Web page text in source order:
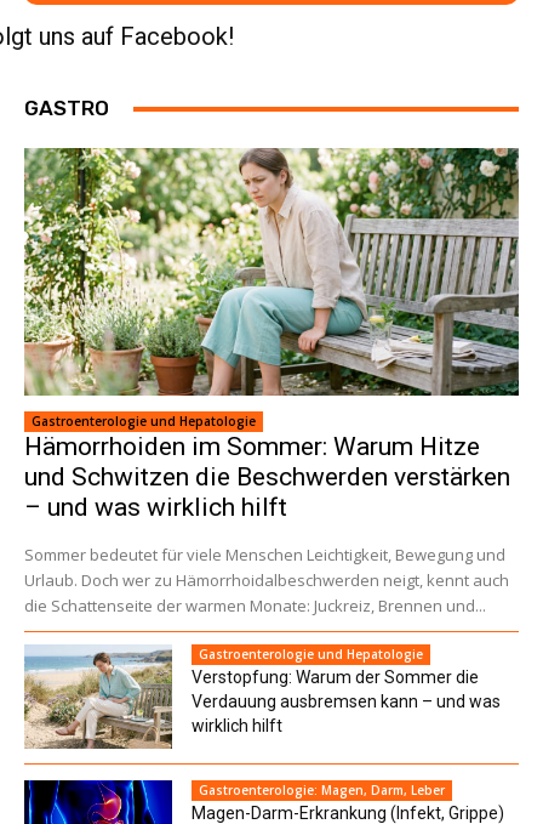
uns auf Facebook!
GASTRO
Gastroenterologie und Hepatologie
Hämorrhoiden im Sommer: Warum Hitze
und Schwitzen die Beschwerden verstärken
– und was wirklich hilft
Sommer bedeutet für viele Menschen Leichtigkeit, Bewegung und
Urlaub. Doch wer zu Hämorrhoidalbeschwerden neigt, kennt auch
die Schattenseite der warmen Monate: Juckreiz, Brennen und...
Gastroenterologie und Hepatologie
Verstopfung: Warum der Sommer die
Verdauung ausbremsen kann – und was
wirklich hilft
Gastroenterologie: Magen, Darm, Leber
Magen-Darm-Erkrankung (Infekt, Grippe)